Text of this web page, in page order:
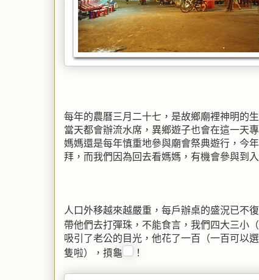
每年的農曆三月二十七，是故鄉廟裡神明的
當天都會辦流水席，異鄉遊子也會在這一天
媽媽還是每年慎重地參與廟會祭典遊行，今
拜，而我們因為回去看媽媽，有機會參與到
人口外移越來越嚴重，每戶辦桌的盛況已不
帶他們去打彈珠，不能食言，我們四大三小
吸引了老公的目光，他花了一百（一百可以
隻啦），摃龜
！